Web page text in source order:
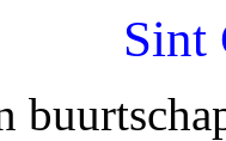
Sint